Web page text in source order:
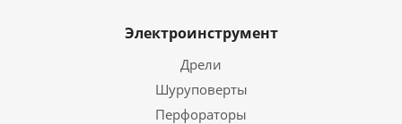
Электроинструмент
Дрели
Шуруповерты
Перфораторы